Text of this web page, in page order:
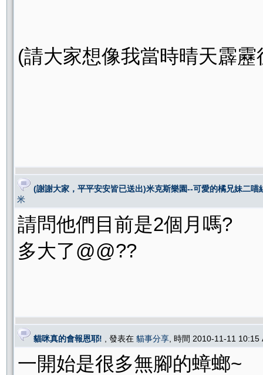
(請大家想像我當時晴天霹
(謝謝大家，平平安安皆已送出)米克斯樂園--可愛的橘兄妹二
米
請問他們目前是2個月嗎?
多大了@@??
貓咪真的會報恩耶! , 發表在 貓事分享 , 時間 2010-11-11
一開始是很多無腳的蟑螂~